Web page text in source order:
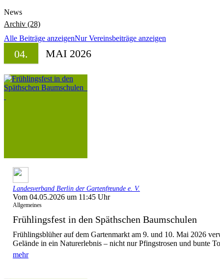
News
Archiv (28)
Alle Beiträge anzeigenNur Vereinsbeiträge anzeigen
04. MAI 2026
Landesverband Berlin der Gartenfreunde e. V.
Vom 04.05.2026 um 11:45 Uhr
Allgemeines
Frühlingsfest in den Späthschen Baumschulen
Frühlingsblüher auf dem Gartenmarkt am 9. und 10. Mai 2026
Gelände in ein Naturerlebnis – nicht nur Pfingstrosen und bunte
mehr